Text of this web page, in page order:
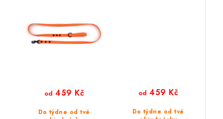
Do týdne od tvé
od 459 Kč
Do týdne od tvé
od 459 Kč